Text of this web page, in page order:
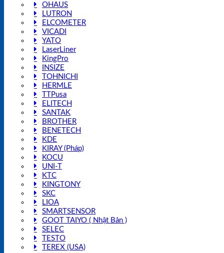
OHAUS
LUTRON
ELCOMETER
VICADI
YATO
LaserLiner
KingPro
INSIZE
TOHNICHI
HERMLE
TTPusa
ELITECH
SANTAK
BROTHER
BENETECH
KDE
KIRAY (Pháp)
KOCU
UNI-T
KTC
KINGTONY
SKC
LIOA
SMARTSENSOR
GOOT TAIYO ( Nhật Bản )
SELEC
TESTO
TEREX (USA)